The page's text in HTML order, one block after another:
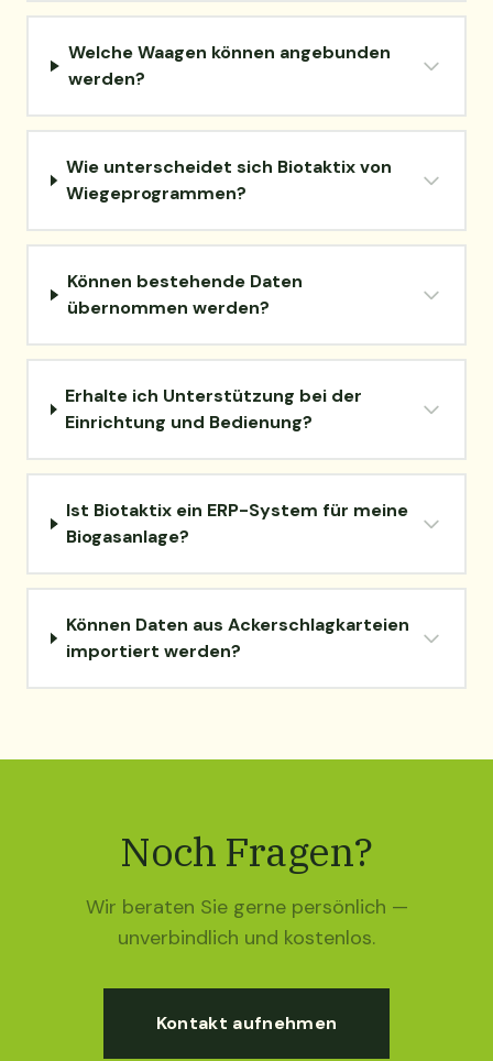
Welche Waagen können angebunden
werden?
Wie unterscheidet sich Biotaktix von
Wiegeprogrammen?
Können bestehende Daten
übernommen werden?
Erhalte ich Unterstützung bei der
Einrichtung und Bedienung?
Ist Biotaktix ein ERP-System für meine
Biogasanlage?
Können Daten aus Ackerschlagkarteien
importiert werden?
Noch Fragen?
Wir beraten Sie gerne persönlich —
unverbindlich und kostenlos.
Kontakt aufnehmen